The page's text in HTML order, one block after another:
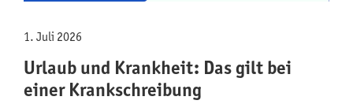
1. Juli 2026
Urlaub und Krankheit: Das gilt bei
einer Krankschreibung